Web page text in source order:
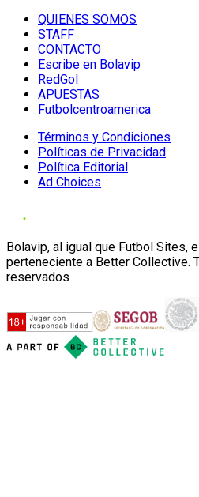
QUIENES SOMOS
STAFF
CONTACTO
Escribe en Bolavip
RedGol
APUESTAS
Futbolcentroamerica
Términos y Condiciones
Políticas de Privacidad
Política Editorial
Ad Choices
Bolavip, al igual que Futbol Sites,
perteneciente a Better Collective.
reservados